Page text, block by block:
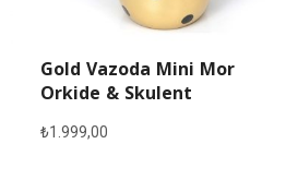
Gold Vazoda Mini Mor
Orkide & Skulent
₺1.999,00